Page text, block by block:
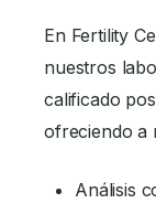
En Fertility
nuestros
calificado
ofreciendo a
Análisis